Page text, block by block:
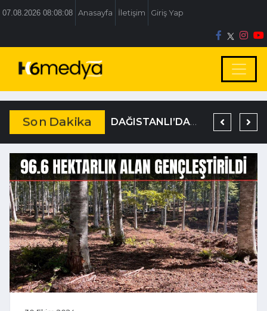
07.08.2026 08:08:09 Anasayfa İletişim Giriş Yap
Son Dakika DAĞISTANLI’DAN, ÖZLÜ’NÜN OTOGAR KARARINA SERT TEPKİ